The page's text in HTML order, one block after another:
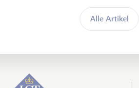
Alle Artikel